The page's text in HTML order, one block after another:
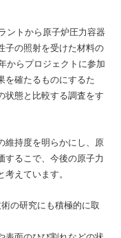
ントから原子炉圧力容器
子の照射を受けた材料の
からプロジェクトに参加
を確たるものにするた
状態と比較する調査をす
維持度を明らかにし、原
するこで、今後の原子力
えています。
の研究にも積極的に取